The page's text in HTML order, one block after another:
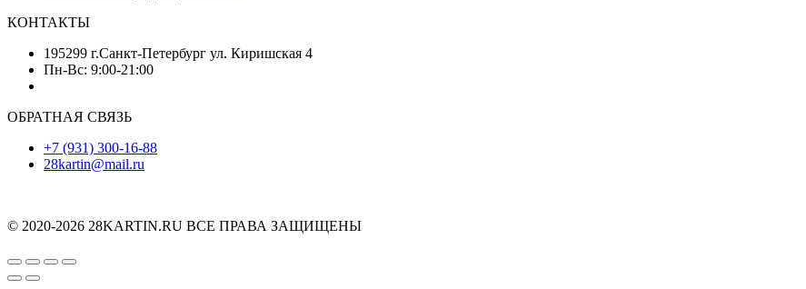
КОНТАКТЫ
195299 г.Санкт-Петербург ул. Киришская 4
Пн-Вс: 9:00-21:00
ОБРАТНАЯ СВЯЗЬ
+7 (931) 300-16-88
28kartin@mail.ru
© 2020-2026 28KARTIN.RU ВСЕ ПРАВА ЗАЩИЩЕНЫ